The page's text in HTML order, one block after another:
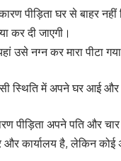
पीड़िता घर से बाहर नहीं
कर दी जाएगी।
उसे नग्न कर मारा
उसी स्थिति में अपने घर आई
पीड़िता अपने पति और
कार्यालय है, लेकिन कोई